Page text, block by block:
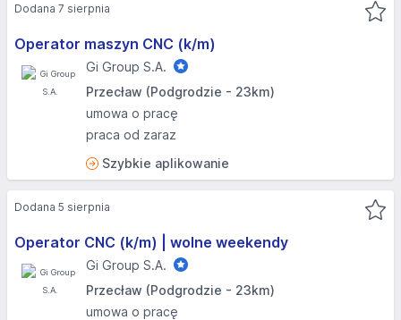
Operator maszyn CNC (k/m)
Gi Group S.A.
Przecław (Podgrodzie - 23km)
umowa o pracę
praca od zaraz
Szybkie aplikowanie
Dodana 7 sierpnia
Operator CNC (k/m) | wolne weekendy
Gi Group S.A.
Przecław (Podgrodzie - 23km)
umowa o pracę
Dodana 5 sierpnia